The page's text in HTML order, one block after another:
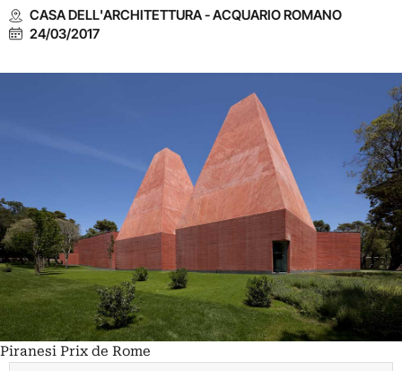
CASA DELL'ARCHITETTURA - ACQUARIO ROMANO
24/03/2017
Piranesi Prix de Rome